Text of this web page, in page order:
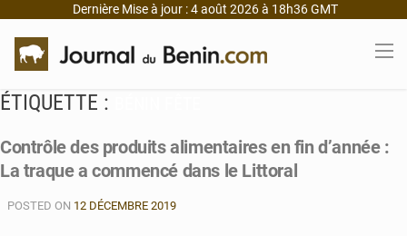
Dernière Mise à jour : 4 août 2026 à 18h36 GMT
ÉTIQUETTE :
Contrôle des produits alimentaires en fin d’année :
La traque a commencé dans le Littoral
POSTED ON 12 DÉCEMBRE 2019